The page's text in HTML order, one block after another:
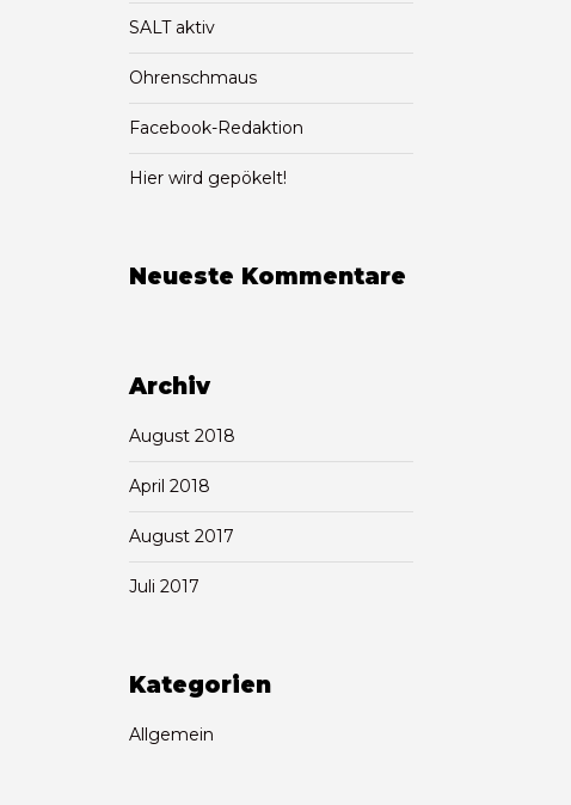
SALT aktiv
Ohrenschmaus
Facebook-Redaktion
Hier wird gepökelt!
Neueste Kommentare
Archiv
August 2018
April 2018
August 2017
Juli 2017
Kategorien
Allgemein